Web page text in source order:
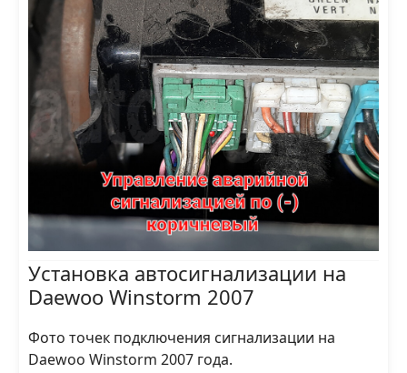
Установка автосигнализации на
Daewoo Winstorm 2007
Фото точек подключения сигнализации на
Daewoo Winstorm 2007 года.